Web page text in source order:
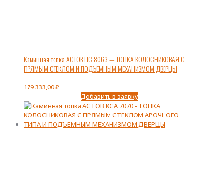
Каминная топка АСТОВ ПС 8063 — ТОПКА КОЛОСНИКОВАЯ С
ПРЯМЫМ СТЕКЛОМ И ПОДЪЕМНЫМ МЕХАНИЗМОМ ДВЕРЦЫ
179 333,00₽
Добавить в заявку